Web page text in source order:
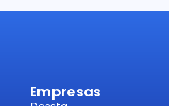
Empresas